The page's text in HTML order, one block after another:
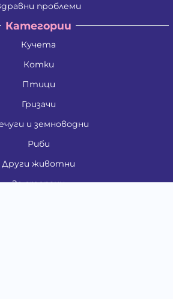
проблеми
Категории
Кучета
Котки
Птици
Гризачи
и земноводни
Риби
Други животни
За стопани